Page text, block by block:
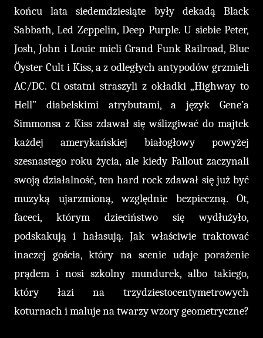
końcu lata siedemdziesiąte były dekadą Black
Sabbath, Led Zeppelin, Deep Purple. U siebie Peter,
Josh, John i Louie mieli Grand Funk Railroad, Blue
Öyster Cult i Kiss, a z odległych antypodów grzmieli
AC/DC. Ci ostatni straszyli z okładki „Highway to
Hell” diabelskimi atrybutami, a język Gene’a
Simmonsa z Kiss zdawał się wślizgiwać do majtek
każdej amerykańskiej białogłowy powyżej
szesnastego roku życia, ale kiedy Fallout zaczynali
swoją działalność, ten hard rock zdawał się już być
muzyką ujarzmioną, względnie bezpieczną. Ot,
faceci, którym dzieciństwo się wydłużyło,
podskakują i hałasują. Jak właściwie traktować
inaczej gościa, który na scenie udaje porażenie
prądem i nosi szkolny mundurek, albo takiego,
który łazi na trzydziestocentymetrowych
koturnach i maluje na twarzy wzory geometryczne?